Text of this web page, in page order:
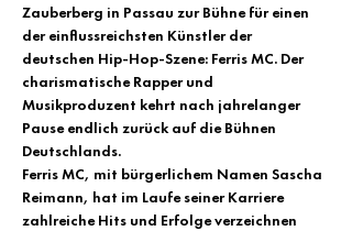
Zauberberg in Passau zur Bühne für einen
der einflussreichsten Künstler der
deutschen Hip-Hop-Szene: Ferris MC. Der
charismatische Rapper und
Musikproduzent kehrt nach jahrelanger
Pause endlich zurück auf die Bühnen
Deutschlands.
Ferris MC, mit bürgerlichem Namen Sascha
Reimann, hat im Laufe seiner Karriere
zahlreiche Hits und Erfolge verzeichnen